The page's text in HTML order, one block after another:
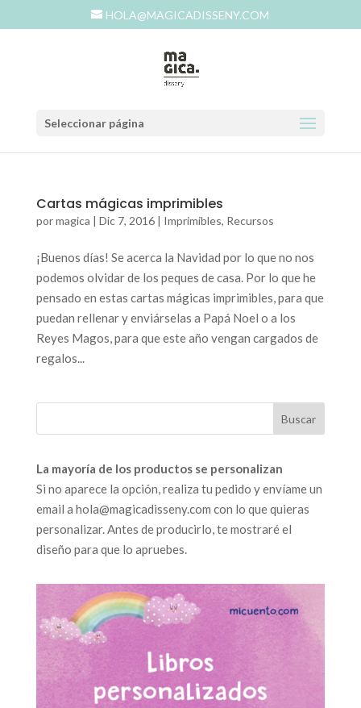
HOLA@MAGICADISSENY.COM
Seleccionar página
Cartas mágicas imprimibles
pormagica | Dic 7, 2016| Imprimibles, Recursos
¡Buenos días! Se acerca la Navidad por lo que no nos
podemos olvidar de los peques de casa. Por lo que he
pensado en estas cartas mágicas imprimibles, para que
puedan rellenar y enviárselas a Papá Noel o a los
Reyes Magos, para que este año vengan cargados de
regalos...
La mayoría de los productos se personalizan
Si no aparece la opción, realiza tu pedido y envíame un
email a hola@magicadisseny.com con lo que quieras
personalizar. Antes de producirlo, te mostraré el
diseño para que lo apruebes.